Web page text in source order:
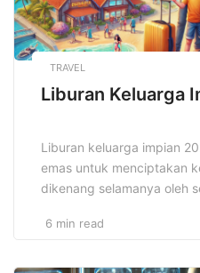
TRAVEL
Liburan Keluarga
Liburan keluarga impian
emas untuk menciptakan
dikenang selamanya oleh
pengalaman menarik,
hingga liburan budaya
6 min read